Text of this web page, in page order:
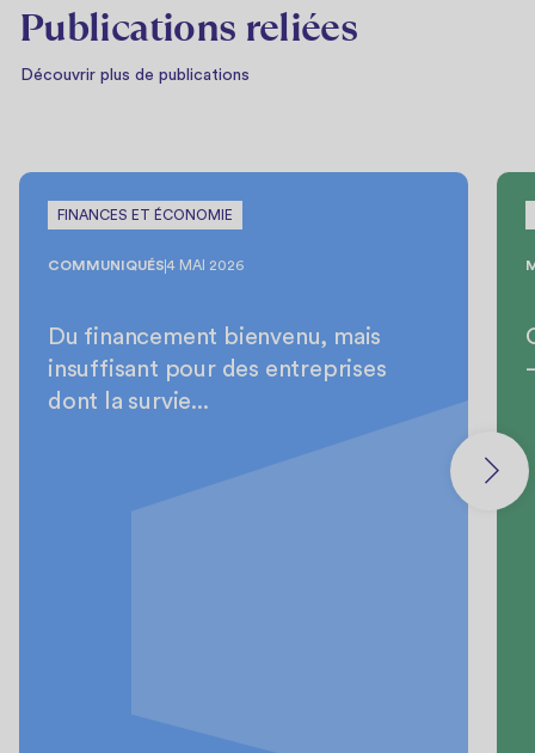
Publications reliées
Découvrir plus de publications
FINANCES ET ÉCONOMIE
COMMUNIQUÉS 4 MAI 2026
Du financement bienvenu, mais
insuffisant pour des entreprises
dont la survie...